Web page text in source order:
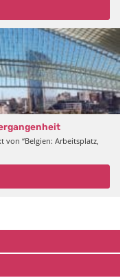
von “Belgien: Arbeitsplatz,